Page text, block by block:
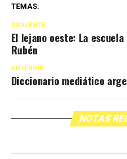
TEMAS:
SIGUIENTE
El lejano oeste: La
Rubén
ANTERIOR
Diccionario mediático
NOTAS